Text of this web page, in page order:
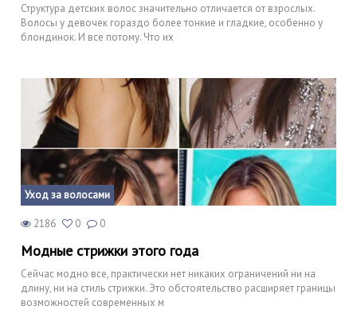
Структура детских волос значительно отличается от взрослых.
Волосы у девочек гораздо более тонкие и гладкие, особенно у
блондинок. И все потому. Что их
Уход за волосами
2186 0 0
Модные стрижки этого года
Сейчас модно все, практически нет никаких ограничений ни на
длину, ни на стиль стрижки. Это обстоятельство расширяет границы
возможностей современных м